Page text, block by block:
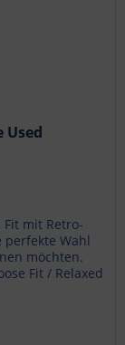
Used
Fit mit Retro-
perfekte Wahl
möchten.
Fit / Relaxed